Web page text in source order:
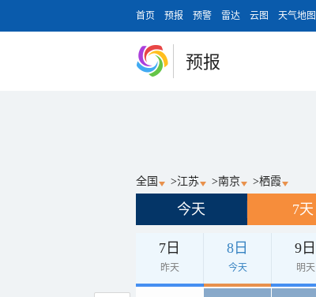
首页 预报 预警 雷达 云图 天气地图
预报
全国 >江苏 >南京 >栖霞
今天 7天
7日
昨天
8日
今天
9日
明天